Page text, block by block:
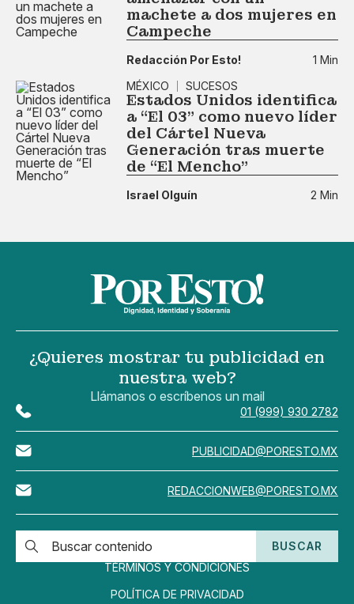
machete a dos mujeres en
Campeche
Redacción Por Esto!
1 Min
MÉXICO
SUCESOS
Estados Unidos identifica
a “El 03” como nuevo líder
del Cártel Nueva
Generación tras muerte
de “El Mencho”
Israel Olguín 2 Min
¿Quieres mostrar tu publicidad en
nuestra web?
Llámanos o escríbenos un mail
01 (999) 930 2782
PUBLICIDAD@PORESTO.MX
REDACCIONWEB@PORESTO.MX
BUSCAR
TÉRMINOS Y CONDICIONES
POLÍTICA DE PRIVACIDAD